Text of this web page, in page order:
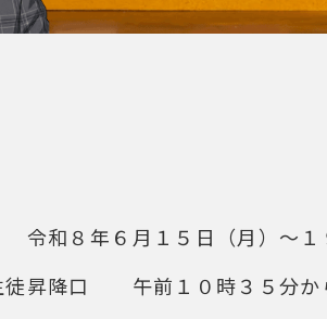
８年６月１５日（月）～１９
昇降口 午前１０時３５分か